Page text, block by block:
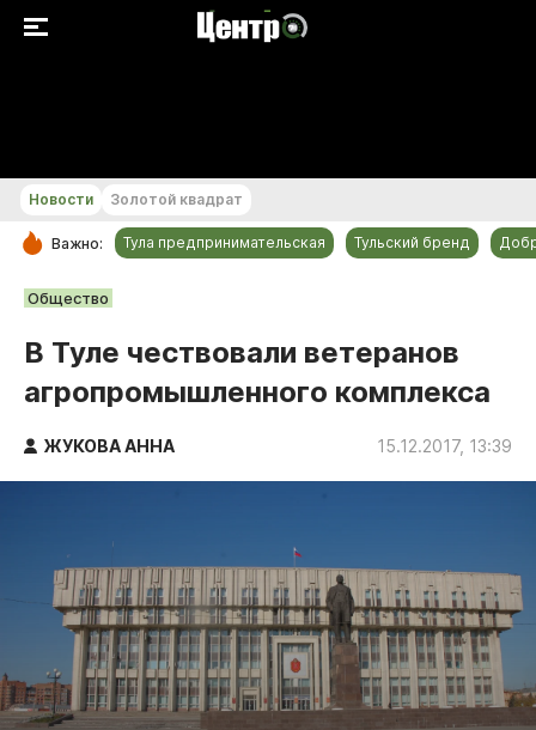
РУБРИКИ
Культура
Происшествия
Спорт
Тульский бренд
ДоброЦентр
Голодный шпион
Новости Золотой квадрат
Важно: Тула предпринимательская Тульский бренд
Общество
В Туле чествовали ветеранов
агропромышленного комплекса
ЖУКОВА АННА 15.12.2017, 13:39